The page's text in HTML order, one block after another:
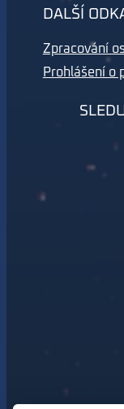
DALŠÍ
Zpracování
Prohlášení o